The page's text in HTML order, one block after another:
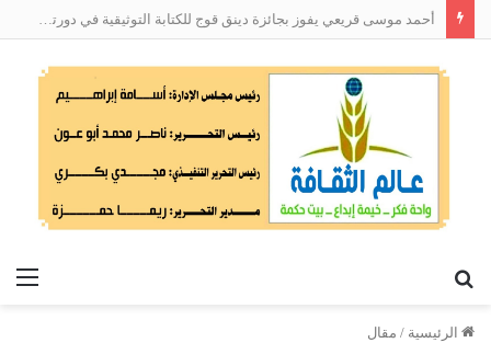
أحمد موسى قريعي يفوز بجائزة دينق قوج للكتابة التوثيقية في دورتها الأولى
الرئيسية / مقال